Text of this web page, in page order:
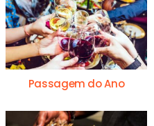
Passagem do Ano